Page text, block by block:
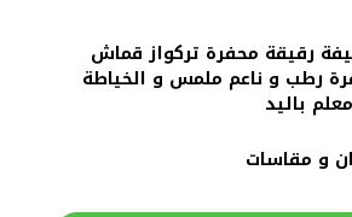
رقيقة محفرة تركواز قماش
رطب و ناعم ملمس و الخياطة
باليد
و مقاسات